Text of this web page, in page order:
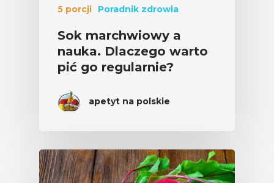
5 porcji Poradnik zdrowia
Sok marchwiowy a
nauka. Dlaczego warto
pić go regularnie?
apetyt na polskie